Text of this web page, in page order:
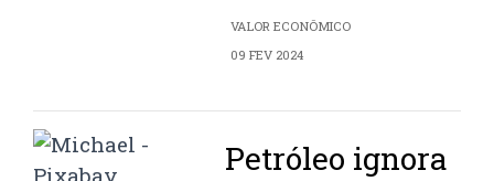
VALOR ECONÔMICO
09 FEV 2024
Petróleo ignora